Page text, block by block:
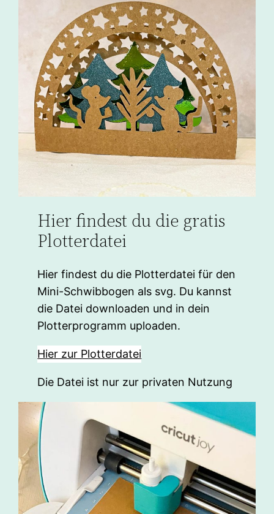
Hier findest du die gratis
Plotterdatei
Hier findest du die Plotterdatei für den
Mini-Schwibbogen als svg. Du kannst
die Datei downloaden und in dein
Plotterprogramm uploaden.
Hier zur Plotterdatei
Die Datei ist nur zur privaten Nutzung